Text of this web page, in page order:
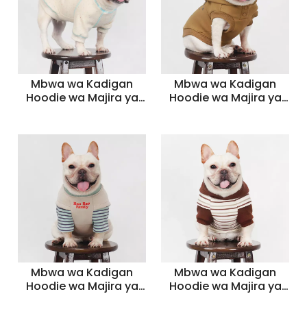
Mbwa wa Kadigan
Hoodie wa Majira ya
Sweatshirt ya Mbwa
wa Sikukuu ya Krismasi
(Nyekundu, Bluu,
Kijani)
Mbwa wa Kadigan
Hoodie wa Majira ya
Sweatshirt ya Mbwa
wa Sikukuu ya Krismasi
(Nyekundu, Bluu,
Kijani)
Mbwa wa Kadigan
Hoodie wa Majira ya
Mbwa wa Kadigan
Hoodie wa Majira ya